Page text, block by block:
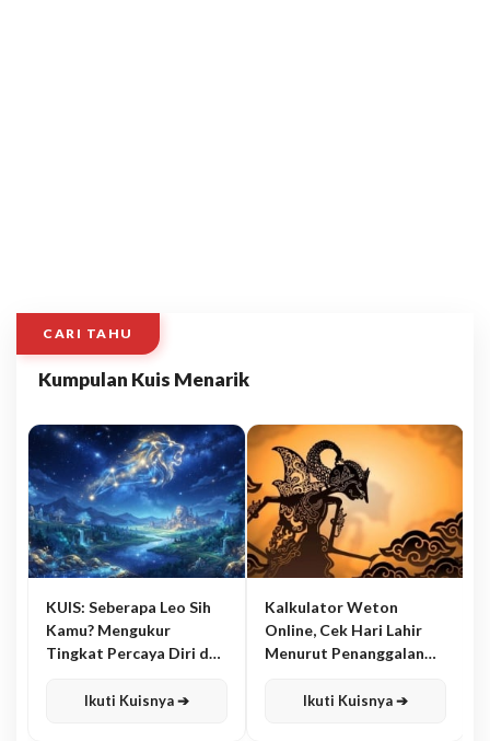
CARI TAHU
Kumpulan Kuis Menarik
KUIS: Seberapa Leo Sih
Kamu? Mengukur
Tingkat Percaya Diri dan
Ikuti Kuisnya ➔
Kalkulator Weton
Online, Cek Hari Lahir
Menurut Penanggalan
Ikuti Kuisnya ➔